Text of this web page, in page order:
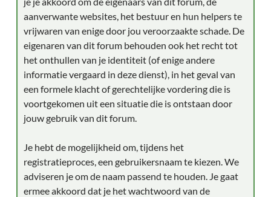
aanverwante websites, het bestuur en hun helpers te
vrijwaren van enige door jou veroorzaakte schade. De
eigenaren van dit forum behouden ook het recht tot
het onthullen van je identiteit (of enige andere
informatie vergaard in deze dienst), in het geval van
een formele klacht of gerechtelijke vordering die is
voortgekomen uit een situatie die is ontstaan door
jouw gebruik van dit forum.
Je hebt de mogelijkheid om, tijdens het
registratieproces, een gebruikersnaam te kiezen. We
adviseren je om de naam passend te houden. Je gaat
ermee akkoord dat je het wachtwoord van de